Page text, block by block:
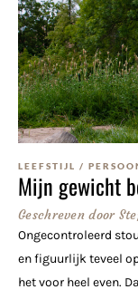
LEEFSTIJL /
Mijn gewicht
Geschreven door
Ongecontroleerd
en figuurlijk teveel
het voor heel even.